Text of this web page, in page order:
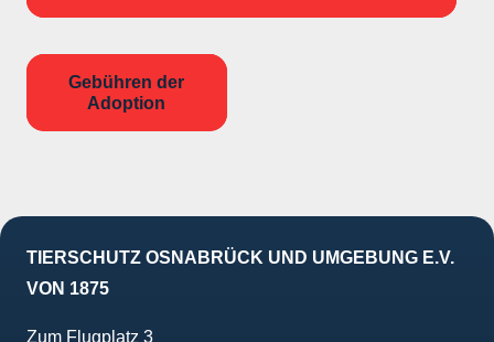
Gebühren der
Adoption
TIERSCHUTZ OSNABRÜCK UND UMGEBUNG E.V.
VON 1875
Zum Flugplatz 3